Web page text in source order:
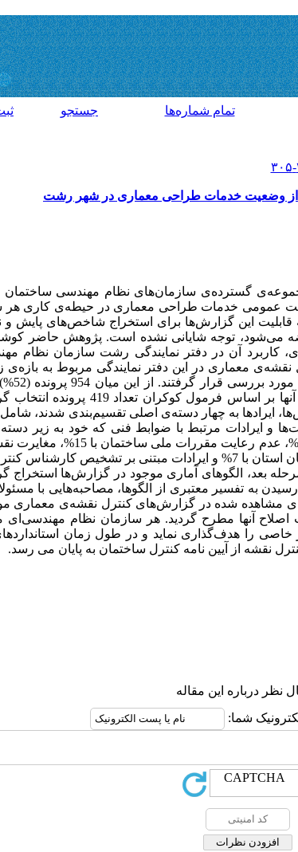
تمام شماره‌ها جستجو
از وضعیت خدمات طراحی معماری در شهر رشت
گسترده‌ی سازمان‌های نظام مهندسی ساختمان
عمومی خدمات طراحی معماری در حیطه‌ی کاری هر
قابلیت این گزارش‌ها برای استخراج شاخص‌های پایش
می‌شود، توجه شایانی نشده است. پژوهش حاضر
کاربرد آن در دفتر نمایندگی رشت سازمان نظام
معماری در این دفتر نمایندگی مربوط به بازه‌ی
سال 1396 که
توسط کارشناس کنترل معماری مواجه شدند که از بین آنها
ایرادها به چهار دسته‌ی اصلی تقسیم‌بندی شدند،
و ایرادات مرتبط با ضوابط فنی که خود به زیر
شدند. بر این اساس، اشکالات ترسیم فنی با فراوانی
بعد، الگوهای آماری موجود در گزارش‌ها استخراج
به تفسیر معتبری از الگوها، مصاحبه‌هایی با
مشاهده شده در گزارش‌های کنترل نقشه‌ی معماری
آنها مطرح گردید. هر سازمان نظام مهندسی‌ای
را هدف‌گذاری نماید و در طول زمان
نقشه از آیین نامه کنترل ساختمان به پایان می رسد.
نظر درباره این مقاله
شما: